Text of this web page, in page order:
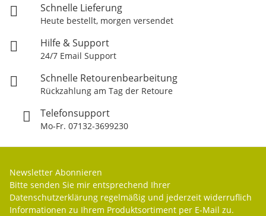
Schnelle Lieferung
Heute bestellt, morgen versendet
Hilfe & Support
24/7 Email Support
Schnelle Retourenbearbeitung
Rückzahlung am Tag der Retoure
Telefonsupport
Mo-Fr. 07132-3699230
Newsletter Abonnieren
Bitte senden Sie mir entsprechend Ihrer
Datenschutzerklärung regelmäßig und jederzeit widerruflich
Informationen zu Ihrem Produktsortiment per E-Mail zu.